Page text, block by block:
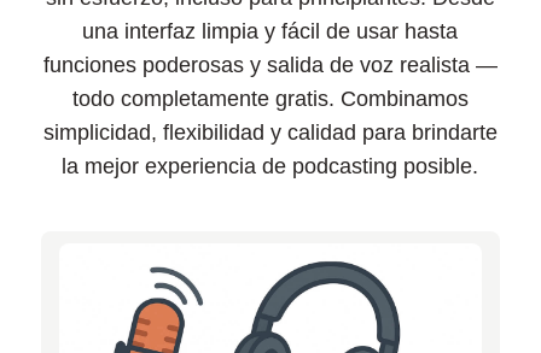
reading experience with the latest Kindle innovations!
una interfaz limpia y fácil de usar hasta
funciones poderosas y salida de voz realista —
todo completamente gratis. Combinamos
simplicidad, flexibilidad y calidad para brindarte
la mejor experiencia de podcasting posible.